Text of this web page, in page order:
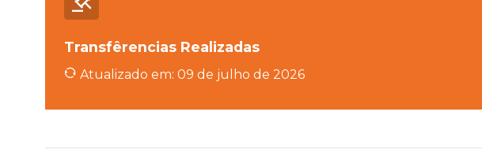
Transfêrencias Realizadas
Atualizado em: 09 de julho de 2026